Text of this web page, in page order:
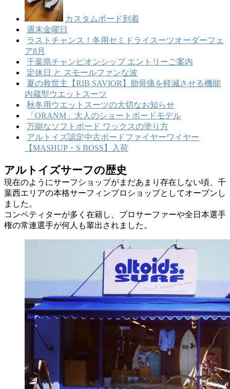
カスタムボード到着
週末金曜日
ラストチャンス！冬用セミドライスーツオーダーフェ
ア8月
千葉県チャンピオンシップ エントリーご案内
定休日 と スモールファンな波
夏の救世主【RIB SAVIOR】肋骨痛を軽減させる機能
内蔵型ウエットスーツ
秋冬用ウエットスーツの大切なお知らせ
「ORANM」大人のショートボードモデル
万能なソフトボード ワックスの塗り方
アルトイズ認定中古ボードファイヤーワイヤー
【MASHUP・S BOSS】入荷
アルトイズサーフの歴史
現在のようにサーフショップがまだあまり存在しない頃、千
葉西エリアの本格サーフィンプロショップとしてオープンし
ました。
コンペティターが多く在籍し、プロサーファーや全日本選手
権の常連選手が何人も輩出されました。